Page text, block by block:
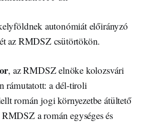
autonómiát előirányzó
az RMDSZ csütörtökön.
, az RMDSZ elnöke kolozsvári
rámutatott: a dél-tiroli
román jogi környezetbe átültető
a román egységes és